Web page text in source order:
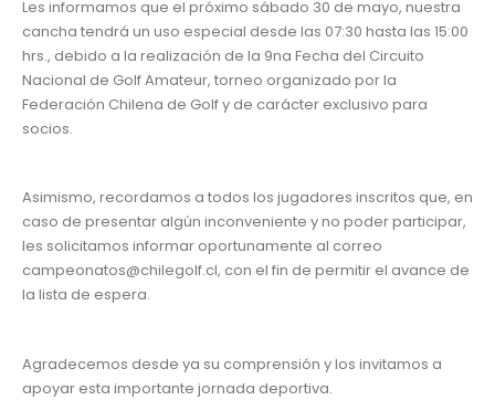
Les informamos que el próximo sábado 30 de mayo, nuestra
cancha tendrá un uso especial desde las 07:30 hasta las 15:00
hrs., debido a la realización de la 9na Fecha del Circuito
Nacional de Golf Amateur, torneo organizado por la
Federación Chilena de Golf y de carácter exclusivo para
socios.
Asimismo, recordamos a todos los jugadores inscritos que, en
caso de presentar algún inconveniente y no poder participar,
les solicitamos informar oportunamente al correo
campeonatos@chilegolf.cl, con el fin de permitir el avance de
la lista de espera.
Agradecemos desde ya su comprensión y los invitamos a
apoyar esta importante jornada deportiva.